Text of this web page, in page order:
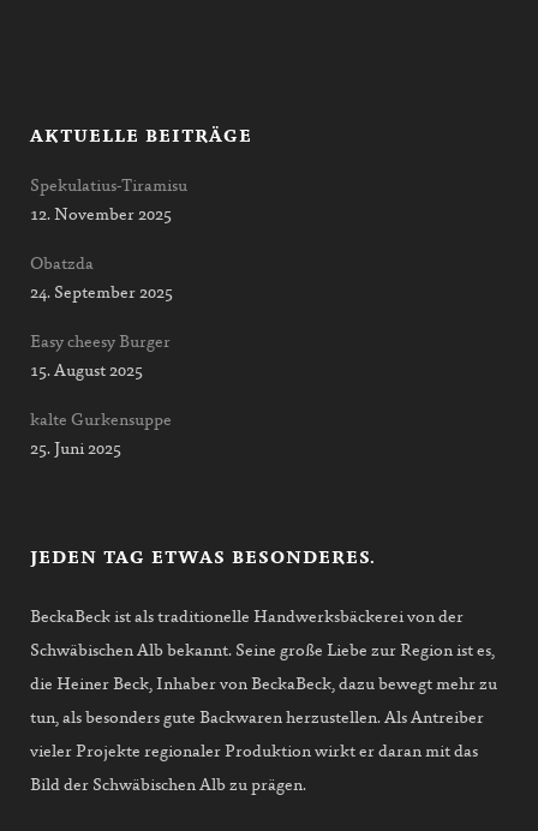
AKTUELLE BEITRÄGE
Spekulatius-Tiramisu
12. November 2025
Obatzda
24. September 2025
Easy cheesy Burger
15. August 2025
kalte Gurkensuppe
25. Juni 2025
JEDEN TAG ETWAS BESONDERES.
BeckaBeck ist als traditionelle Handwerksbäckerei von der
Schwäbischen Alb bekannt. Seine große Liebe zur Region ist es,
die Heiner Beck, Inhaber von BeckaBeck, dazu bewegt mehr zu
tun, als besonders gute Backwaren herzustellen. Als Antreiber
vieler Projekte regionaler Produktion wirkt er daran mit das
Bild der Schwäbischen Alb zu prägen.